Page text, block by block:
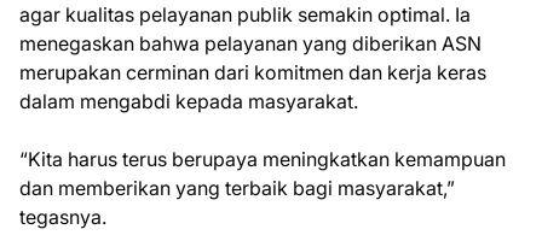
agar kualitas pelayanan publik semakin optimal. Ia
menegaskan bahwa pelayanan yang diberikan ASN
merupakan cerminan dari komitmen dan kerja keras
dalam mengabdi kepada masyarakat.
“Kita harus terus berupaya meningkatkan kemampuan
dan memberikan yang terbaik bagi masyarakat,”
tegasnya.